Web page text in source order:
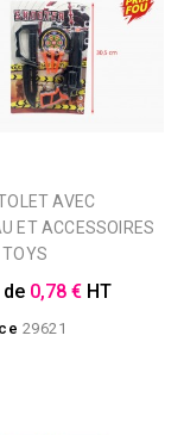
ET ACCESSOIRES
TOYS
0,78 € HT
29621